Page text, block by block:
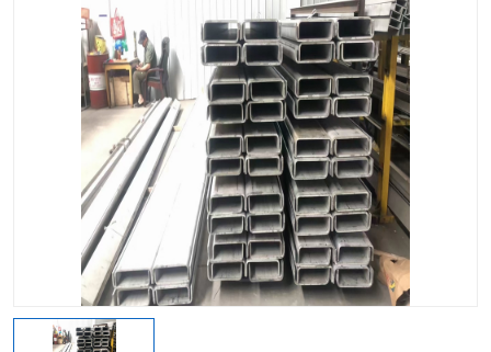
不锈钢封头 不锈钢法兰
不锈钢阀门 不锈钢槽钢
不锈钢扁钢